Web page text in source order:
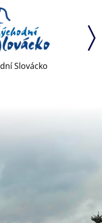
Slovácko